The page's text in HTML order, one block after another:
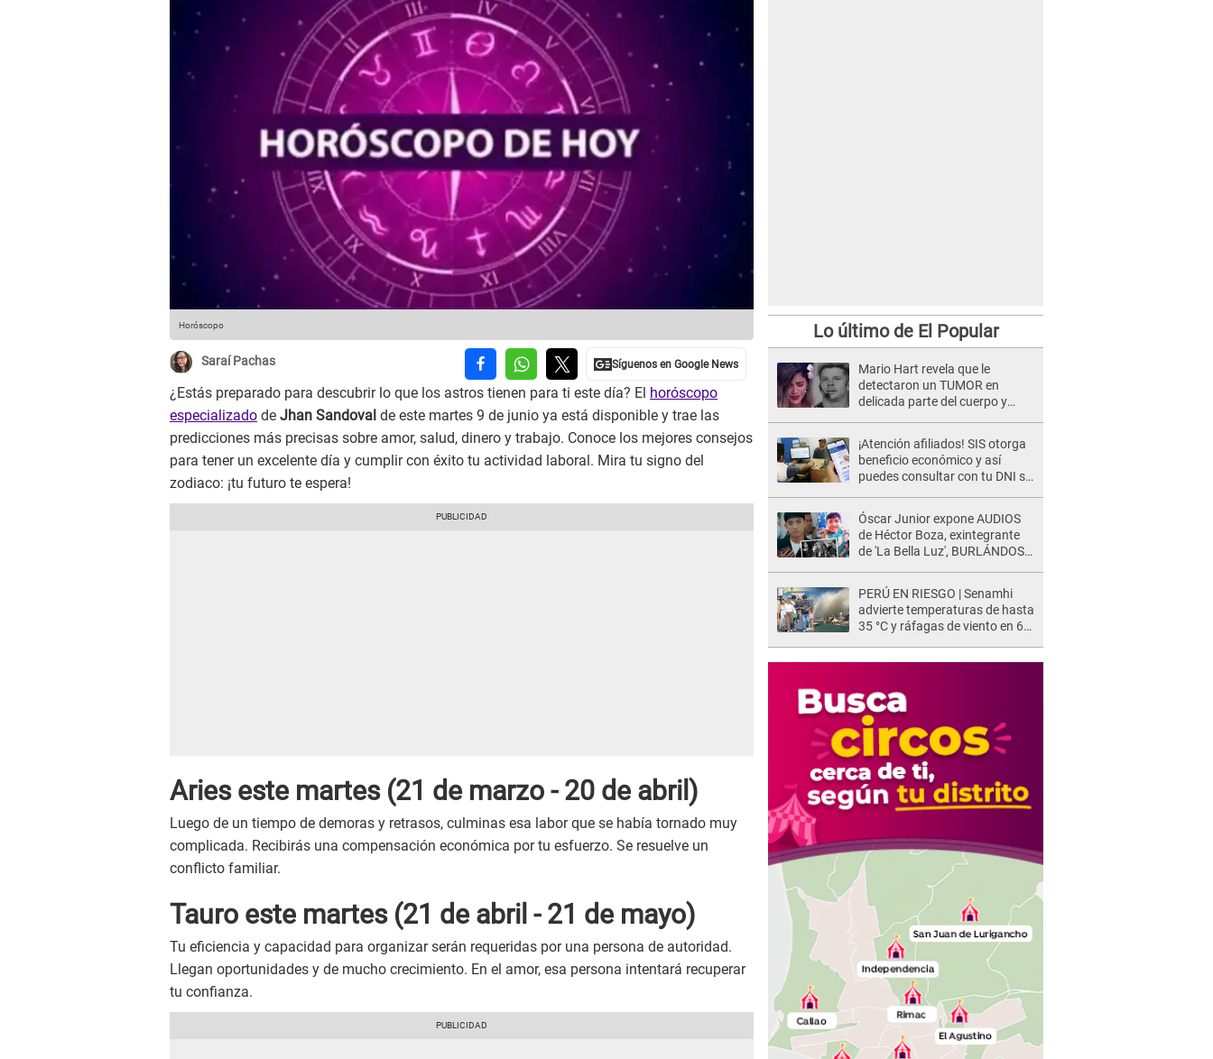
Horóscopo
Saraí Pachas
¿Estás preparado para descubrir lo que los astros tienen para ti este día? El horóscopo
especializado de Jhan Sandoval de este martes 9 de junio ya está disponible y trae las
predicciones más precisas sobre amor, salud, dinero y trabajo. Conoce los mejores consejos
para tener un excelente día y cumplir con éxito tu actividad laboral. Mira tu signo del
zodiaco: ¡tu futuro te espera!
Aries este martes(21 de marzo - 20 de abril)
Luego de un tiempo de demoras y retrasos, culminas esa labor que se había tornado muy
complicada. Recibirás una compensación económica por tu esfuerzo. Se resuelve un
conflicto familiar.
Tauro este martes(21 de abril - 21 de mayo)
Tu eficiencia y capacidad para organizar serán requeridas por una persona de autoridad.
Llegan oportunidades y de mucho crecimiento. En el amor, esa persona intentará recuperar
tu confianza.
Lo último de El Popular
Mario Hart revela que le
detectaron un TUMOR en
delicada parte del cuerpo y
¡Atención afiliados! SIS otorga
beneficio económico y así
puedes consultar con tu DNI si
Óscar Junior expone AUDIOS
de Héctor Boza, exintegrante
de 'La Bella Luz', BURLÁNDOSE
de maltrato: "Grábame..."
PERÚ EN RIESGO | Senamhi
advierte temperaturas de hasta
35 °C y ráfagas de viento en 6